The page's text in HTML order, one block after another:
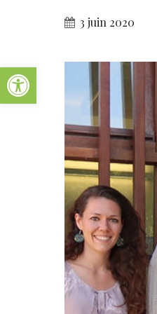
Ouvrir la barre d’outils
3 juin 2020